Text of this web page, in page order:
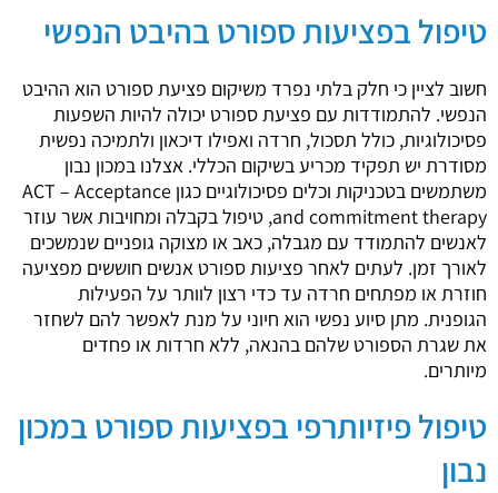
טיפול בפציעות ספורט בהיבט הנפשי
חשוב לציין כי חלק בלתי נפרד משיקום פציעת ספורט הוא ההיבט
הנפשי. להתמודדות עם פציעת ספורט יכולה להיות השפעות
פסיכולוגיות, כולל תסכול, חרדה ואפילו דיכאון ולתמיכה נפשית
מסודרת יש תפקיד מכריע בשיקום הכללי. אצלנו במכון נבון
משתמשים בטכניקות וכלים פסיכולוגיים כגון ACT – Acceptance
and commitment therapy, טיפול בקבלה ומחויבות אשר עוזר
לאנשים להתמודד עם מגבלה, כאב או מצוקה גופניים שנמשכים
לאורך זמן. לעתים לאחר פציעות ספורט אנשים חוששים מפציעה
חוזרת או מפתחים חרדה עד כדי רצון לוותר על הפעילות
הגופנית. מתן סיוע נפשי הוא חיוני על מנת לאפשר להם לשחזר
את שגרת הספורט שלהם בהנאה, ללא חרדות או פחדים
מיותרים.
טיפול פיזיותרפי בפציעות ספורט במכון
נבון